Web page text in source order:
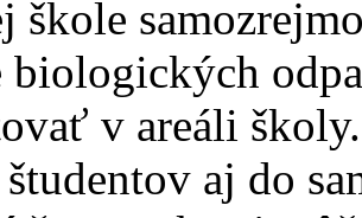
škole
biologických
v areáli
aj do